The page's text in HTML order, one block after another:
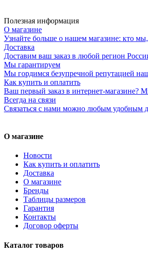
Полезная информация
О магазине
Узнайте больше о нашем магазине: кто
Доставка
Доставим ваш заказ в любой регион
Мы гарантируем
Мы гордимся безупречной репутацией
Как купить и оплатить
Ваш первый заказ в интернет-магазине?
Всегда на связи
Связаться с нами можно любым удобным
О магазине
Новости
Как купить и оплатить
Доставка
О магазине
Бренды
Таблицы размеров
Гарантия
Контакты
Договор оферты
Каталог товаров